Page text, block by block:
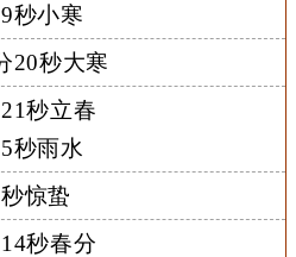
秒小寒
20秒大寒
秒立春
秒雨水
惊蛰
秒春分